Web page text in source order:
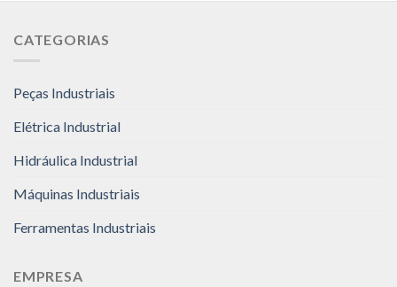
CATEGORIAS
Peças Industriais
Elétrica Industrial
Hidráulica Industrial
Máquinas Industriais
Ferramentas Industriais
EMPRESA